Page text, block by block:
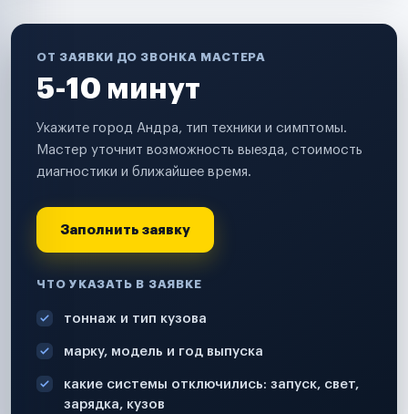
ОТ ЗАЯВКИ ДО ЗВОНКА МАСТЕРА
5-10 минут
Укажите город Андра, тип техники и симптомы.
Мастер уточнит возможность выезда, стоимость
диагностики и ближайшее время.
Заполнить заявку
ЧТО УКАЗАТЬ В ЗАЯВКЕ
тоннаж и тип кузова
марку, модель и год выпуска
какие системы отключились: запуск, свет,
зарядка, кузов